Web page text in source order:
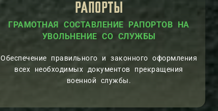
РАПОРТЫ
ГРАМОТНАЯ СОСТАВЛЕНИЕ РАПОРТОВ НА
УВОЛЬНЕНИЕ СО СЛУЖБЫ
Обеспечение правильного и законного оформления
всех необходимых документов прекращения
военной службы.